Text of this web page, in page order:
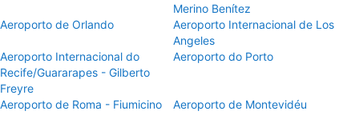
Merino Benítez
Aeroporto de Orlando
Aeroporto Internacional de Los
Angeles
Aeroporto Internacional do
Recife/Guararapes - Gilberto
Freyre
Aeroporto do Porto
Aeroporto de Roma - Fiumicino Aeroporto de Montevidéu